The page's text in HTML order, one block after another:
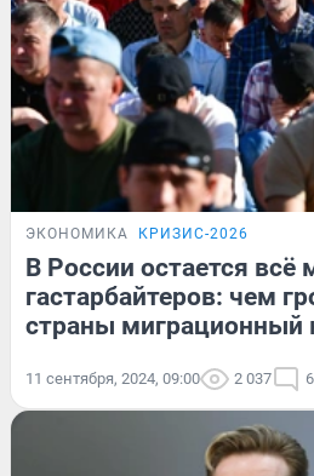
ЭКОНОМИКА КРИЗИС-2026
В России остается всё
гастарбайтеров: чем
страны миграционный
11 сентября, 2024, 09:00 2 037 6